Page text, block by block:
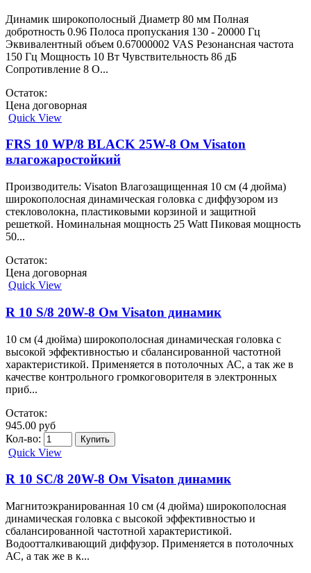
Динамик широкополосный Диаметр 80 мм Полная
добротность 0.96 Полоса пропускания 130 - 20000 Гц
Эквивалентный объем 0.67000002 VAS Резонансная частота
150 Гц Мощность 10 Вт Чувствительность 86 дБ
Сопротивление 8 О...
Остаток:
Цена договорная
Quick View
FRS 10 WP/8 BLACK 25W-8 Ом Visaton
влагожаростойкий
Производитель: Visaton Влагозащищенная 10 см (4 дюйма)
широкополосная динамическая головка с диффузором из
стекловолокна, пластиковыми корзиной и защитной
решеткой. Номинальная мощность 25 Watt Пиковая мощность
50...
Остаток:
Цена договорная
Quick View
R 10 S/8 20W-8 Ом Visaton динамик
10 см (4 дюйма) широкополосная динамическая головка с
высокой эффективностью и сбалансированной частотной
характеристикой. Применяется в потолочных АС, а так же в
качестве контрольного громкоговорителя в электронных
приб...
Остаток:
945.00 руб
Кол-во:
Quick View
R 10 SC/8 20W-8 Ом Visaton динамик
Магнитоэкранированная 10 см (4 дюйма) широкополосная
динамическая головка с высокой эффективностью и
сбалансированной частотной характеристикой.
Водоотталкивающий диффузор. Применяется в потолочных
АС, а так же в к...